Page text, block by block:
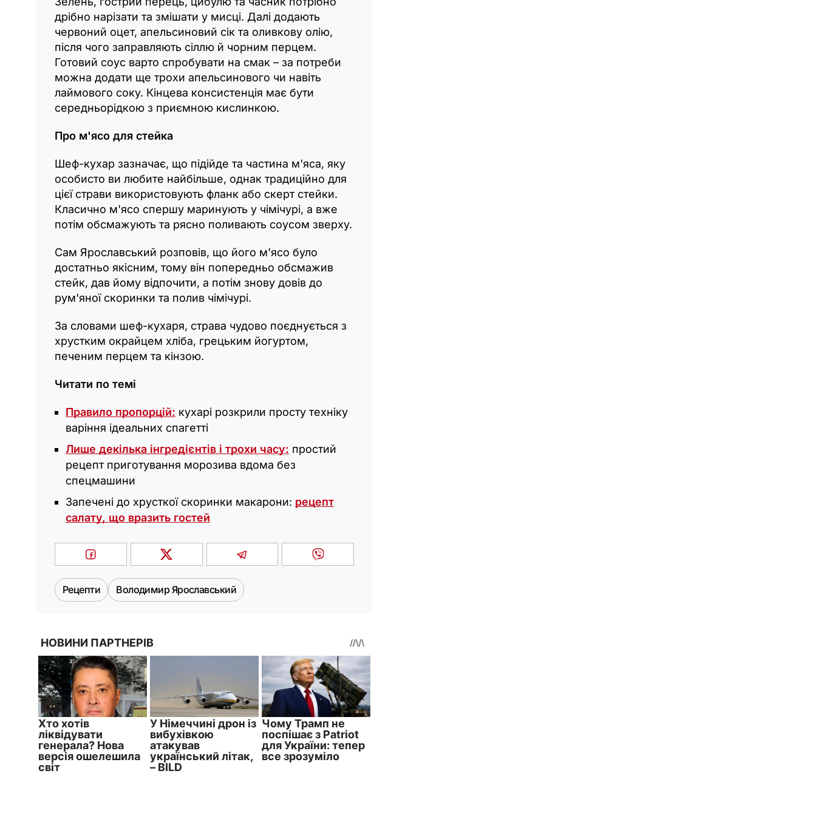
дрібно нарізати та змішати у мисці. Далі додають
червоний оцет, апельсиновий сік та оливкову олію,
після чого заправляють сіллю й чорним перцем.
Готовий соус варто спробувати на смак – за потреби
можна додати ще трохи апельсинового чи навіть
лаймового соку. Кінцева консистенція має бути
середньорідкою з приємною кислинкою.
Про м'ясо для стейка
Шеф-кухар зазначає, що підійде та частина м'яса, яку
особисто ви любите найбільше, однак традиційно для
цієї страви використовують фланк або скерт стейки.
Класично м'ясо спершу маринують у чімічурі, а вже
потім обсмажують та рясно поливають соусом зверху.
Сам Ярославський розповів, що його м'ясо було
достатньо якісним, тому він попередньо обсмажив
стейк, дав йому відпочити, а потім знову довів до
рум'яної скоринки та полив чімічурі.
За словами шеф-кухаря, страва чудово поєднується з
хрустким окрайцем хліба, грецьким йогуртом,
печеним перцем та кінзою.
Читати по темі
Правило пропорцій: кухарі розкрили просту техніку
варіння ідеальних спагетті
Лише декілька інгредієнтів і трохи часу: простий
рецепт приготування морозива вдома без
спецмашини
Запечені до хрусткої скоринки макарони: рецепт
салату, що вразить гостей
Рецепти Володимир Ярославський